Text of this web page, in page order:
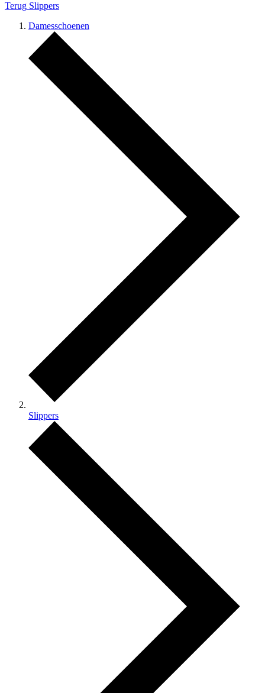
Terug Slippers
Damesschoenen
Slippers